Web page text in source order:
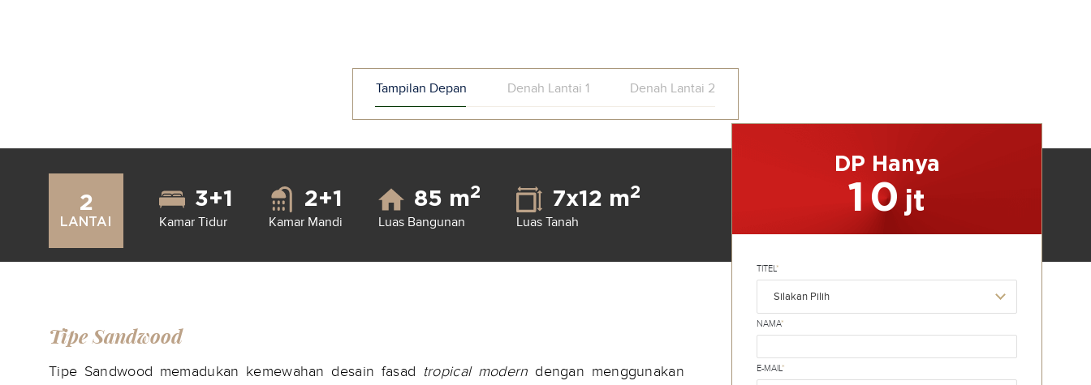
Tampilan Depan Denah Lantai 1 Denah Lantai 2
2
LANTAI
3+1
Kamar Tidur
2+1
Kamar Mandi
85 m2
Luas Bangunan
7x12 m2
Luas Tanah
DP Hanya
10 jt
TITEL*
Silakan Pilih
NAMA*
E-MAIL*
Tipe Sandwood
Tipe Sandwood memadukan kemewahan desain fasad tropical modern dengan menggunakan